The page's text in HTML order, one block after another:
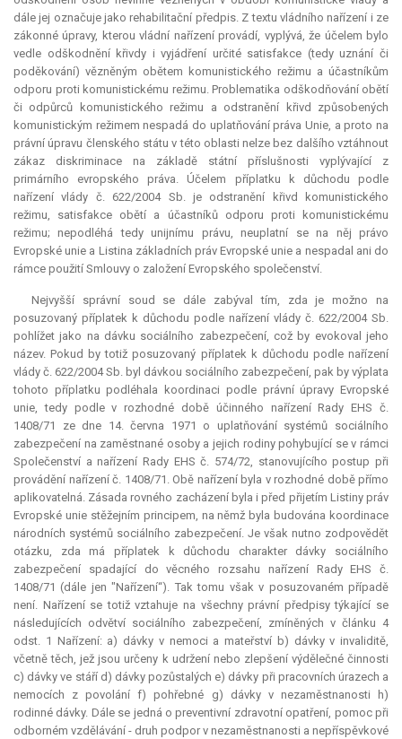
dále jej označuje jako rehabilitační předpis. Z textu vládního nařízení i ze
zákonné úpravy, kterou vládní nařízení provádí, vyplývá, že účelem bylo
vedle odškodnění křivdy i vyjádření určité satisfakce (tedy uznání či
poděkování) vězněným obětem komunistického režimu a účastníkům
odporu proti komunistickému režimu. Problematika odškodňování obětí
či odpůrců komunistického režimu a odstranění křivd způsobených
komunistickým režimem nespadá do uplatňování práva Unie, a proto na
právní úpravu členského státu v této oblasti nelze bez dalšího vztáhnout
zákaz diskriminace na základě státní příslušnosti vyplývající z
primárního evropského práva. Účelem příplatku k důchodu podle
nařízení vlády č. 622/2004 Sb. je odstranění křivd komunistického
režimu, satisfakce obětí a účastníků odporu proti komunistickému
režimu; nepodléhá tedy unijnímu právu, neuplatní se na něj právo
Evropské unie a Listina základních práv Evropské unie a nespadal ani do
rámce použití Smlouvy o založení Evropského společenství.
Nejvyšší správní soud se dále zabýval tím, zda je možno na
posuzovaný příplatek k důchodu podle nařízení vlády č. 622/2004 Sb.
pohlížet jako na dávku sociálního zabezpečení, což by evokoval jeho
název. Pokud by totiž posuzovaný příplatek k důchodu podle nařízení
vlády č. 622/2004 Sb. byl dávkou sociálního zabezpečení, pak by výplata
tohoto příplatku podléhala koordinaci podle právní úpravy Evropské
unie, tedy podle v rozhodné době účinného nařízení Rady EHS č.
1408/71 ze dne 14. června 1971 o uplatňování systémů sociálního
zabezpečení na zaměstnané osoby a jejich rodiny pohybující se v rámci
Společenství a nařízení Rady EHS č. 574/72, stanovujícího postup při
provádění nařízení č. 1408/71. Obě nařízení byla v rozhodné době přímo
aplikovatelná. Zásada rovného zacházení byla i před přijetím Listiny práv
Evropské unie stěžejním principem, na němž byla budována koordinace
národních systémů sociálního zabezpečení. Je však nutno zodpovědět
otázku, zda má příplatek k důchodu charakter dávky sociálního
zabezpečení spadající do věcného rozsahu nařízení Rady EHS č.
1408/71 (dále jen "Nařízení“). Tak tomu však v posuzovaném případě
není. Nařízení se totiž vztahuje na všechny právní předpisy týkající se
následujících odvětví sociálního zabezpečení, zmíněných v článku 4
odst. 1 Nařízení: a) dávky v nemoci a mateřství b) dávky v invaliditě,
včetně těch, jež jsou určeny k udržení nebo zlepšení výdělečné činnosti
c) dávky ve stáří d) dávky pozůstalých e) dávky při pracovních úrazech a
nemocích z povolání f) pohřebné g) dávky v nezaměstnanosti h)
rodinné dávky. Dále se jedná o preventivní zdravotní opatření, pomoc při
odborném vzdělávání - druh podpor v nezaměstnanosti a nepříspěvkové